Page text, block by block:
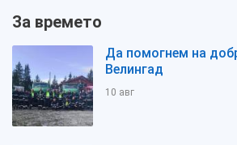
За времето
Да помогнем на
Велингад
10 авг